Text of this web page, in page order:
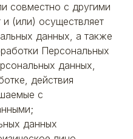
совместно с другими
и (или) осуществляет
данных, а также
Персональных
данных,
действия
с
данных